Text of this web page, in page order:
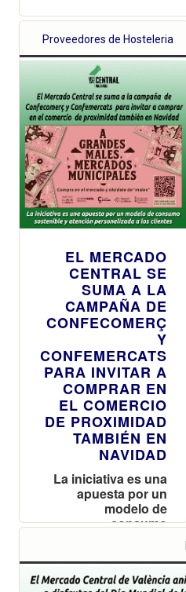
Proveedores de Hosteleria
EL MERCADO
CENTRAL SE
SUMA A LA
CAMPAÑA DE
CONFECOMERÇ
Y
CONFEMERCATS
PARA INVITAR A
COMPRAR EN
EL COMERCIO
DE PROXIMIDAD
TAMBIÉN EN
NAVIDAD
La iniciativa es una
apuesta por un
modelo de
consumo
personalizada a los
clientes